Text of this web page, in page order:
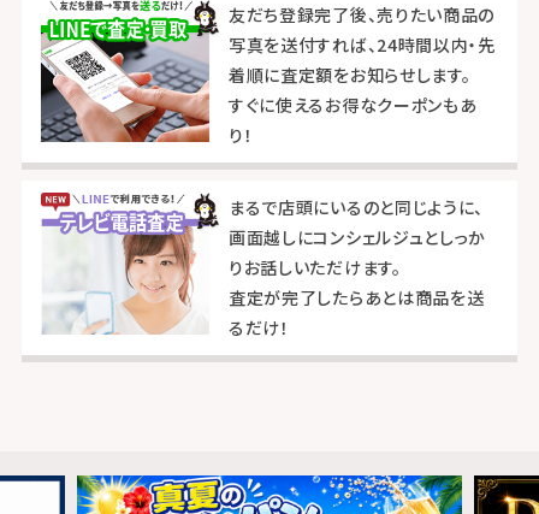
友だち登録完了後、売りたい商品の
写真を送付すれば、24時間以内・先
着順に査定額をお知らせします。
すぐに使えるお得なクーポンもあ
り！
まるで店頭にいるのと同じように、
画面越しにコンシェルジュとしっか
りお話しいただけます。
査定が完了したらあとは商品を送
るだけ！